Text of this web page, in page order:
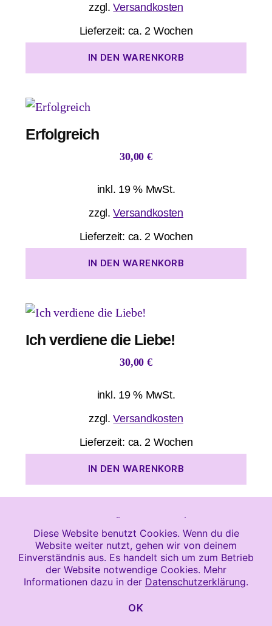
zzgl.Versandkosten
Lieferzeit: ca. 2 Wochen
IN DEN WARENKORB
Erfolgreich
30,00 €
inkl. 19 % MwSt.
zzgl.Versandkosten
Lieferzeit: ca. 2 Wochen
IN DEN WARENKORB
Ich verdiene die Liebe!
30,00 €
inkl. 19 % MwSt.
zzgl.Versandkosten
Lieferzeit: ca. 2 Wochen
IN DEN WARENKORB
Heile Jetzt! Newsletter
Design und Entwicklung durchWittler
Webdesign
FacebookInstagram
Diese Website benutzt Cookies. Wenn du die
Website weiter nutzt, gehen wir von deinem
Einverständnis aus. Es handelt sich um zum Betrieb
der Website notwendige Cookies. Mehr
Informationen dazu in der Datenschutzerklärung.
OK